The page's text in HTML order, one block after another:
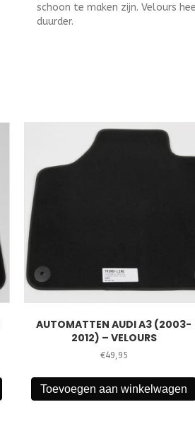
schoon te maken zijn. Velours
duurder.
AUTOMATTEN AUDI A3 (2003-
2012) – VELOURS
€49,95
Toevoegen aan winkelwagen